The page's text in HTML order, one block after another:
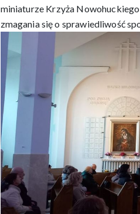
miniaturze Krzyża Nowohuckiego
zmagania się o sprawiedliwość